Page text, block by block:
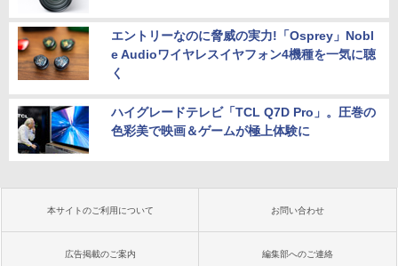
エントリーなのに脅威の実力!「Osprey」Nobl
e Audioワイヤレスイヤフォン4機種を一気に聴
く
ハイグレードテレビ「TCL Q7D Pro」。圧巻の
色彩美で映画＆ゲームが極上体験に
本サイトのご利用について お問い合わせ
広告掲載のご案内 編集部へのご連絡